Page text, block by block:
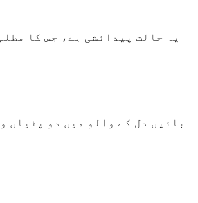
یہ حالت پیدائشی ہے، جس کا
بائیں دل کے والو میں دو پٹیاں